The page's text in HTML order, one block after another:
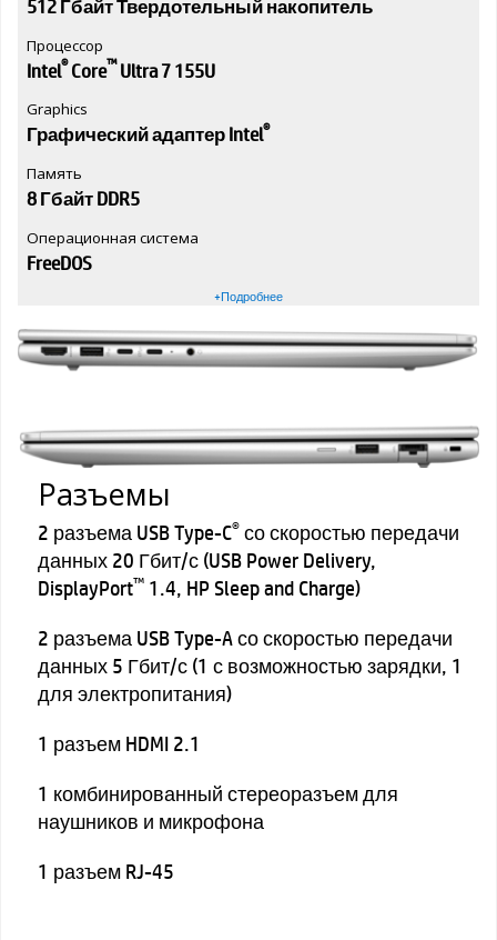
512 Гбайт Твердотельный накопитель
Процессор
Intel®Core™Ultra 7 155U
Graphics
Графический адаптер Intel®
Память
8 Гбайт DDR5
Операционная система
FreeDOS
+Подробнее
Разъемы
2 разъема USB Type-C® со скоростью передачи
данных 20 Гбит/с (USB Power Delivery,
DisplayPort™ 1.4, HP Sleep and Charge)
2 разъема USB Type-A со скоростью передачи
данных 5 Гбит/с (1 с возможностью зарядки, 1
для электропитания)
1 разъем HDMI 2.1
1 комбинированный стереоразъем для
наушников и микрофона
1 разъем RJ-45